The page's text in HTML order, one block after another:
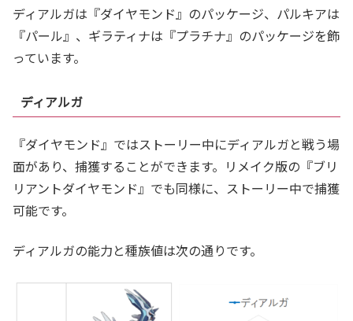
ディアルガは『ダイヤモンド』のパッケージ、パルキアは
『パール』、ギラティナは『プラチナ』のパッケージを飾
っています。
ディアルガ
『ダイヤモンド』ではストーリー中にディアルガと戦う場
面があり、捕獲することができます。リメイク版の『ブリ
リアントダイヤモンド』でも同様に、ストーリー中で捕獲
可能です。
ディアルガの能力と種族値は次の通りです。